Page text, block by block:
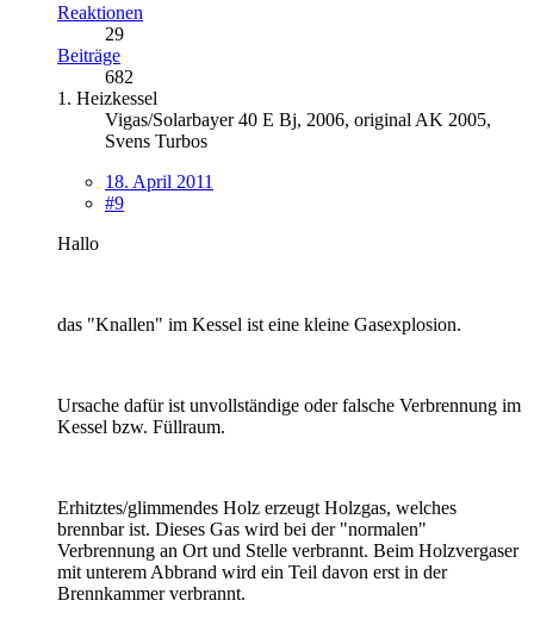
Reaktionen
29
Beiträge
682
1. Heizkessel
Vigas/Solarbayer 40 E Bj, 2006, original AK 2005,
Svens Turbos
18. April 2011
#9
Hallo
das "Knallen" im Kessel ist eine kleine Gasexplosion.
Ursache dafür ist unvollständige oder falsche Verbrennung im
Kessel bzw. Füllraum.
Erhitztes/glimmendes Holz erzeugt Holzgas, welches
brennbar ist. Dieses Gas wird bei der "normalen"
Verbrennung an Ort und Stelle verbrannt. Beim Holzvergaser
mit unterem Abbrand wird ein Teil davon erst in der
Brennkammer verbrannt.